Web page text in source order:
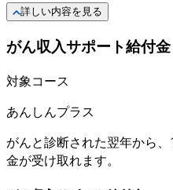
詳しい内容を見る
がん収入サポート給付金
対象コース
あんしんプラス
がんと診断された翌年から
金が受け取れます。